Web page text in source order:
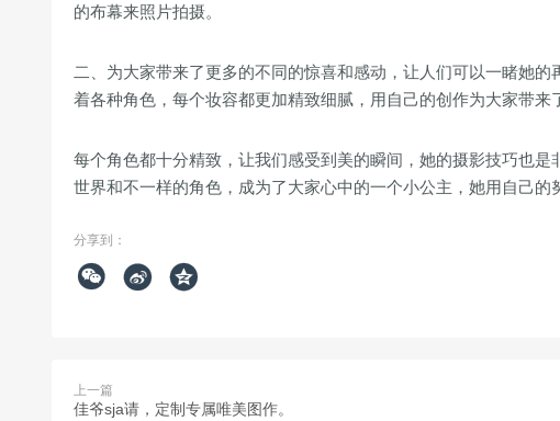
的布幕来照片拍摄。
二、为大家带来了更多的不同的惊喜和感动，让人们可以一睹她
着各种角色，每个妆容都更加精致细腻，用自己的创作为大家带来
每个角色都十分精致，让我们感受到美的瞬间，她的摄影技巧也
世界和不一样的角色，成为了大家心中的一个小公主，她用自己的
分享到：
  
上一篇
佳爷sja请，定制专属唯美图作。